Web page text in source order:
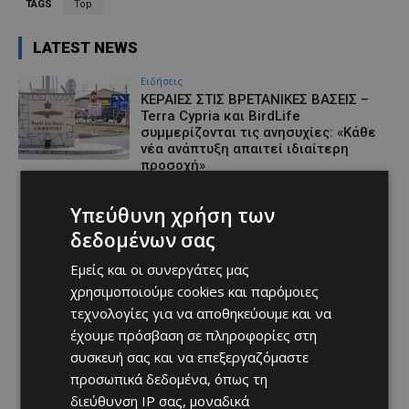
TAGS Top
LATEST NEWS
Ειδήσεις
ΚΕΡΑΙΕΣ ΣΤΙΣ ΒΡΕΤΑΝΙΚΕΣ ΒΑΣΕΙΣ –
Terra Cypria και BirdLife
συμμερίζονται τις ανησυχίες: «Κάθε
νέα ανάπτυξη απαιτεί ιδιαίτερη
προσοχή»
Υπεύθυνη χρήση των
δεδομένων σας
Εμείς και οι συνεργάτες μας
χρησιμοποιούμε cookies και παρόμοιες
τεχνολογίες για να αποθηκεύουμε και να
έχουμε πρόσβαση σε πληροφορίες στη
συσκευή σας και να επεξεργαζόμαστε
προσωπικά δεδομένα, όπως τη
διεύθυνση IP σας, μοναδικά